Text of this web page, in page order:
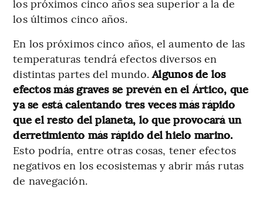
los próximos cinco años sea superior a la de
los últimos cinco años.
En los próximos cinco años, el aumento de las
temperaturas tendrá efectos diversos en
distintas partes del mundo.Algunos de los
efectos más graves se prevén en el Ártico, que
ya se está calentando tres veces más rápido
que el resto del planeta, lo que provocará un
derretimiento más rápido del hielo marino.
Esto podría, entre otras cosas, tener efectos
negativos en los ecosistemas y abrir más rutas
de navegación.